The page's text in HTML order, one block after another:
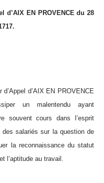
d’AIX EN PROVENCE du 28
d’Appel d’AIX EN PROVENCE
un malentendu ayant
souvent cours dans l’esprit
salariés sur la question de
la reconnaissance du statut
l’aptitude au travail.